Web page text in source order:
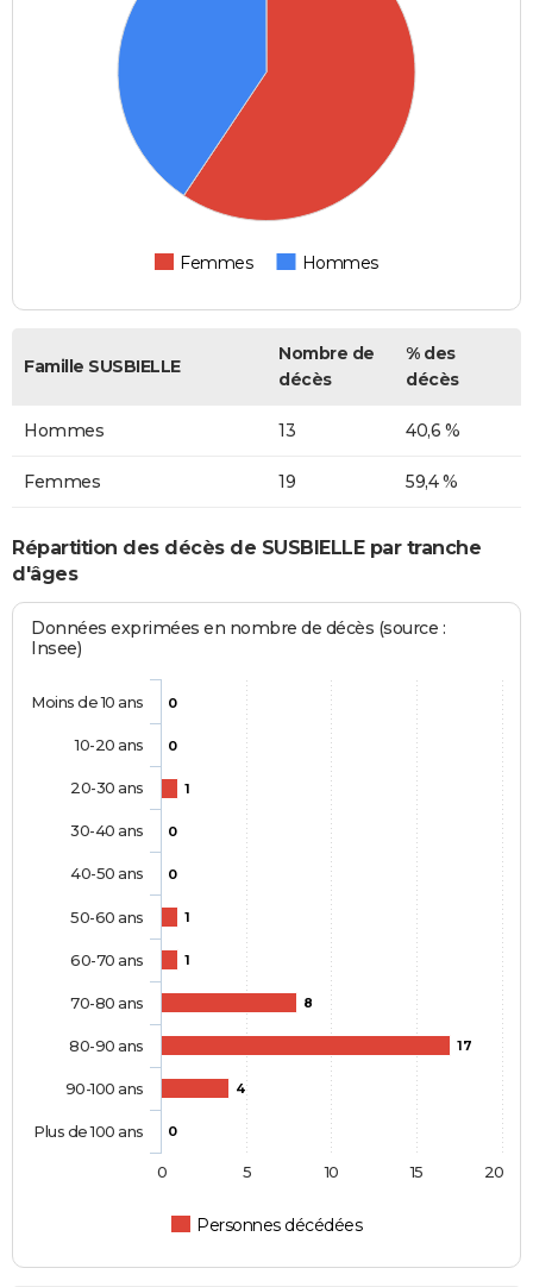
Femmes Hommes
Famille SUSBIELLE
Nombre de
décès
% des
décès
Hommes 13 40,6 %
Femmes 19 59,4 %
Répartition des décès de SUSBIELLE par tranche
d'âges
Données exprimées en nombre de décès (source :
Insee)
0
0
1
0
0
1
1
8
17
4
0
Personnes décédées
Moins de 10 ans
10-20 ans
20-30 ans
30-40 ans
40-50 ans
50-60 ans
60-70 ans
70-80 ans
80-90 ans
90-100 ans
Plus de 100 ans
0 5 10 15 20